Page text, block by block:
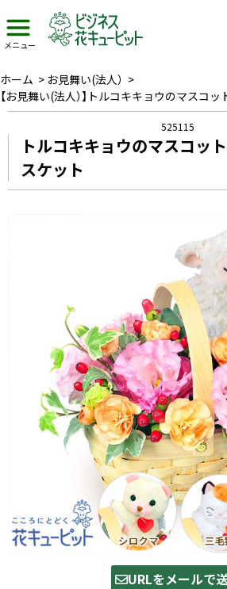
メニュー
ホーム > お見舞い(法人） >
【お見舞い(法人）】トルコキキョウのマスコ
525115
トルコキキョウのマスコッ
スケット
URLをメールで